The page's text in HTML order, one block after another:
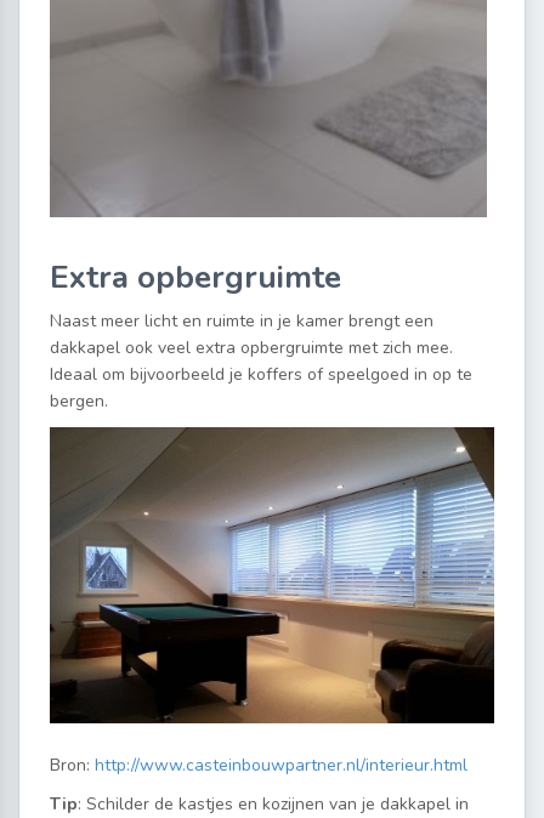
Extra opbergruimte
Naast meer licht en ruimte in je kamer brengt een
dakkapel ook veel extra opbergruimte met zich mee.
Ideaal om bijvoorbeeld je koffers of speelgoed in op te
bergen.
Bron: http://www.casteinbouwpartner.nl/interieur.html
Tip: Schilder de kastjes en kozijnen van je dakkapel in